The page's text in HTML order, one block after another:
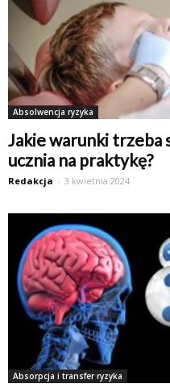
Absolwencja ryzyka
Jakie warunki trzeba
ucznia na praktykę?
Redakcja - 3 kwietnia 2024
Absorpcja i transfer ryzyka